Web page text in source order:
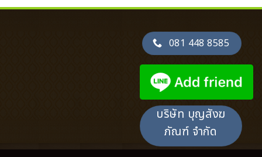
081 448 8585
บริษัท บุญสังฆ
ภัณฑ์ จำกัด